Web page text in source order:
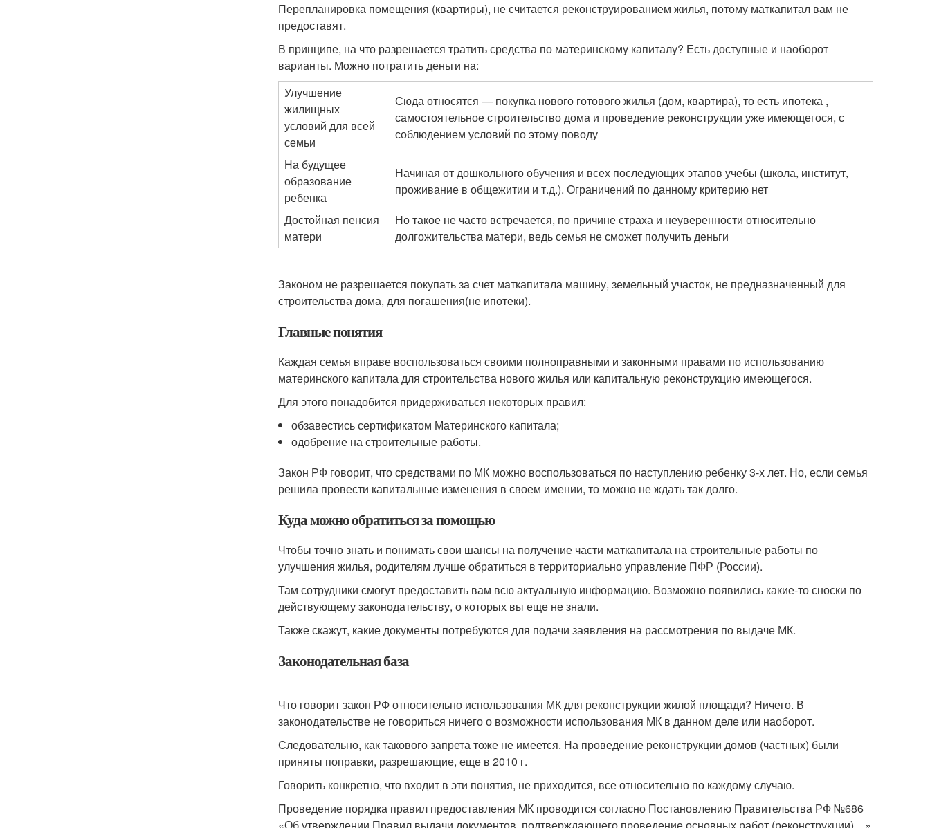
Перепланировка помещения (квартиры), не считается реконструированием жилья, потому маткапитал вам не
предоставят.
В принципе, на что разрешается тратить средства по материнскому капиталу? Есть доступные и наоборот
варианты. Можно потратить деньги на:
Улучшение
жилищных
условий для всей
семьи
Сюда относятся — покупка нового готового жилья (дом, квартира), то есть ипотека ,
самостоятельное строительство дома и проведение реконструкции уже имеющегося, с
соблюдением условий по этому поводу
На будущее
образование
ребенка
Начиная от дошкольного обучения и всех последующих этапов учебы (школа, институт,
проживание в общежитии и т.д.). Ограничений по данному критерию нет
Достойная пенсия
матери
Но такое не часто встречается, по причине страха и неуверенности относительно
долгожительства матери, ведь семья не сможет получить деньги
Законом не разрешается покупать за счет маткапитала машину, земельный участок, не предназначенный для
строительства дома, для погашения(не ипотеки).
Главные понятия
Каждая семья вправе воспользоваться своими полноправными и законными правами по использованию
материнского капитала для строительства нового жилья или капитальную реконструкцию имеющегося.
Для этого понадобится придерживаться некоторых правил:
обзавестись сертификатом Материнского капитала;
одобрение на строительные работы.
Закон РФ говорит, что средствами по МК можно воспользоваться по наступлению ребенку 3-х лет. Но, если семья
решила провести капитальные изменения в своем имении, то можно не ждать так долго.
Куда можно обратиться за помощью
Чтобы точно знать и понимать свои шансы на получение части маткапитала на строительные работы по
улучшения жилья, родителям лучше обратиться в территориально управление ПФР (России).
Там сотрудники смогут предоставить вам всю актуальную информацию. Возможно появились какие-то сноски по
действующему законодательству, о которых вы еще не знали.
Также скажут, какие документы потребуются для подачи заявления на рассмотрения по выдаче МК.
Законодательная база
Что говорит закон РФ относительно использования МК для реконструкции жилой площади? Ничего. В
законодательстве не говориться ничего о возможности использования МК в данном деле или наоборот.
Следовательно, как такового запрета тоже не имеется. На проведение реконструкции домов (частных) были
приняты поправки, разрешающие, еще в 2010 г.
Говорить конкретно, что входит в эти понятия, не приходится, все относительно по каждому случаю.
Проведение порядка правил предоставления МК проводится согласно Постановлению Правительства РФ №686